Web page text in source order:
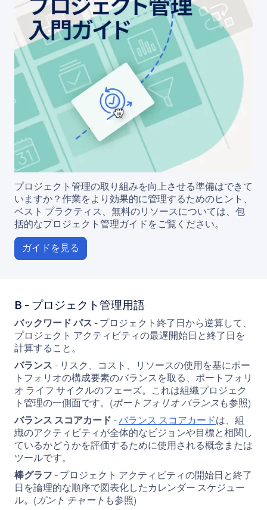
プロジェクト管理の取り組みを向上させる準備はできて
いますか？作業をより効果的に管理するためのヒント、
ベスト プラクティス、無料のリソースについては、包
括的なプロジェクト管理ガイドをご覧ください。
ガイドを見る
B - プロジェクト管理用語
バックワード パス- プロジェクト終了日から逆算して、
プロジェクト アクティビティの最遅開始日と終了日を
計算すること。
バランス- リスク、コスト、リソースの使用を基にポー
トフォリオの構成要素のバランスを取る、ポートフォリ
オ ライフ サイクルのフェーズ。これは組織プロジェク
ト管理の一側面です。(ポートフォリオ バランスも参照)
バランス スコアカード-バランス スコアカードは、組
織のアクティビティが全体的なビジョンや目標と相関し
ているかどうかを評価するために使用される概念または
ツールです。
棒グラフ- プロジェクト アクティビティの開始日と終了
日を論理的な順序で図表化したカレンダー スケジュー
ル。(ガント チャート も参照)